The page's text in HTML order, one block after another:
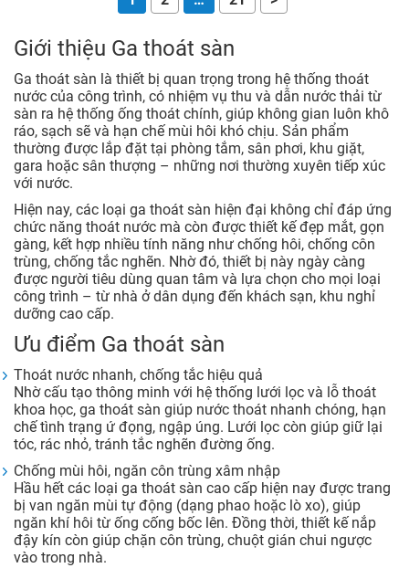
Giới thiệu Ga thoát sàn
Ga thoát sàn là thiết bị quan trọng trong hệ thống thoát
nước của công trình, có nhiệm vụ thu và dẫn nước thải từ
sàn ra hệ thống ống thoát chính, giúp không gian luôn khô
ráo, sạch sẽ và hạn chế mùi hôi khó chịu. Sản phẩm
thường được lắp đặt tại phòng tắm, sân phơi, khu giặt,
gara hoặc sân thượng – những nơi thường xuyên tiếp xúc
với nước.
Hiện nay, các loại ga thoát sàn hiện đại không chỉ đáp ứng
chức năng thoát nước mà còn được thiết kế đẹp mắt, gọn
gàng, kết hợp nhiều tính năng như chống hôi, chống côn
trùng, chống tắc nghẽn. Nhờ đó, thiết bị này ngày càng
được người tiêu dùng quan tâm và lựa chọn cho mọi loại
công trình – từ nhà ở dân dụng đến khách sạn, khu nghỉ
dưỡng cao cấp.
Ưu điểm Ga thoát sàn
Thoát nước nhanh, chống tắc hiệu quả
Nhờ cấu tạo thông minh với hệ thống lưới lọc và lỗ thoát
khoa học, ga thoát sàn giúp nước thoát nhanh chóng, hạn
chế tình trạng ứ đọng, ngập úng. Lưới lọc còn giúp giữ lại
tóc, rác nhỏ, tránh tắc nghẽn đường ống.
Chống mùi hôi, ngăn côn trùng xâm nhập
Hầu hết các loại ga thoát sàn cao cấp hiện nay được trang
bị van ngăn mùi tự động (dạng phao hoặc lò xo), giúp
ngăn khí hôi từ ống cống bốc lên. Đồng thời, thiết kế nắp
đậy kín còn giúp chặn côn trùng, chuột gián chui ngược
vào trong nhà.